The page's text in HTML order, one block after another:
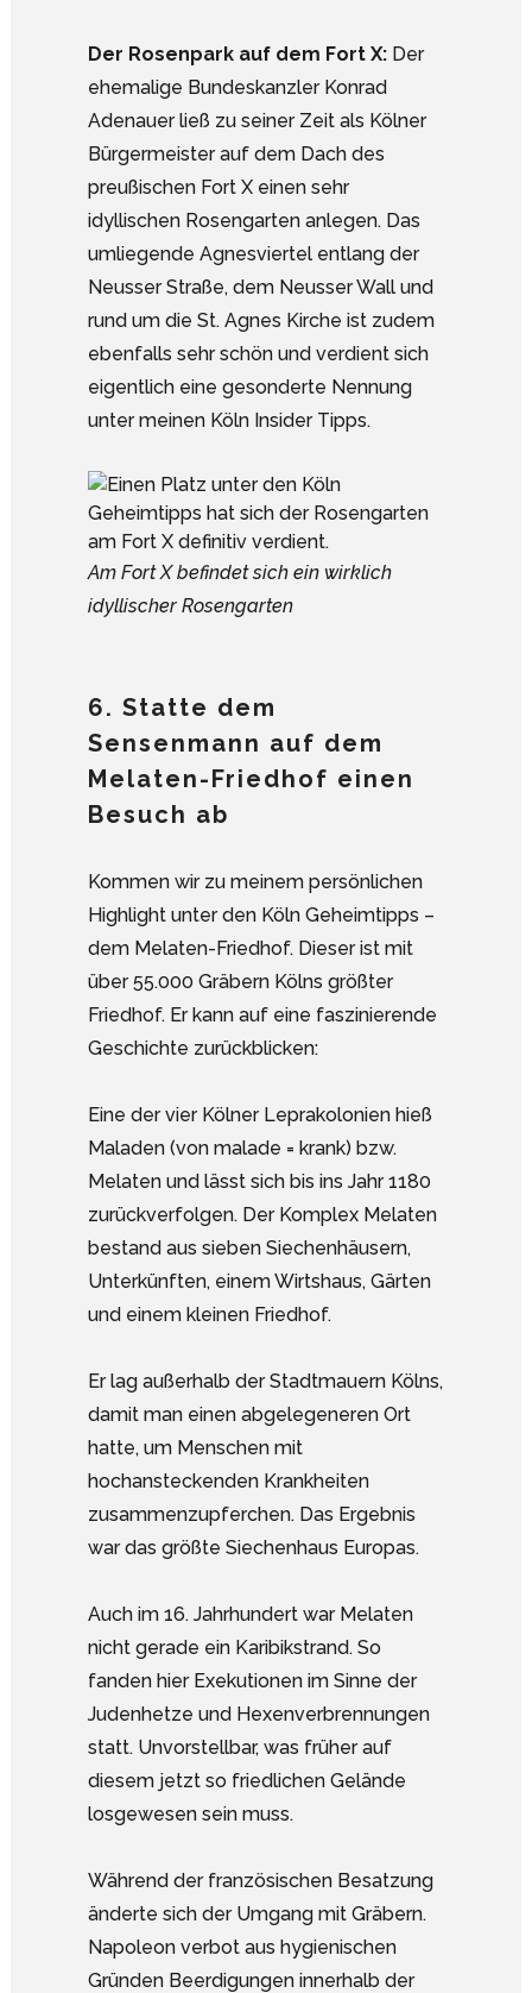
Der Rosenpark auf dem Fort X: Der
ehemalige Bundeskanzler Konrad
Adenauer ließ zu seiner Zeit als Kölner
Bürgermeister auf dem Dach des
preußischen Fort X einen sehr
idyllischen Rosengarten anlegen. Das
umliegende Agnesviertel entlang der
Neusser Straße, dem Neusser Wall und
rund um die St. Agnes Kirche ist zudem
ebenfalls sehr schön und verdient sich
eigentlich eine gesonderte Nennung
unter meinen Köln Insider Tipps.
Am Fort X befindet sich ein wirklich
idyllischer Rosengarten
6. Statte dem
Sensenmann auf dem
Melaten-Friedhof einen
Besuch ab
Kommen wir zu meinem persönlichen
Highlight unter den Köln Geheimtipps –
dem Melaten-Friedhof. Dieser ist mit
über 55.000 Gräbern Kölns größter
Friedhof. Er kann auf eine faszinierende
Geschichte zurückblicken:
Eine der vier Kölner Leprakolonien hieß
Maladen (von malade = krank) bzw.
Melaten und lässt sich bis ins Jahr 1180
zurückverfolgen. Der Komplex Melaten
bestand aus sieben Siechenhäusern,
Unterkünften, einem Wirtshaus, Gärten
und einem kleinen Friedhof.
Er lag außerhalb der Stadtmauern Kölns,
damit man einen abgelegeneren Ort
hatte, um Menschen mit
hochansteckenden Krankheiten
zusammenzupferchen. Das Ergebnis
war das größte Siechenhaus Europas.
Auch im 16. Jahrhundert war Melaten
nicht gerade ein Karibikstrand. So
fanden hier Exekutionen im Sinne der
Judenhetze und Hexenverbrennungen
statt. Unvorstellbar, was früher auf
diesem jetzt so friedlichen Gelände
losgewesen sein muss.
Während der französischen Besatzung
änderte sich der Umgang mit Gräbern.
Napoleon verbot aus hygienischen
Gründen Beerdigungen innerhalb der